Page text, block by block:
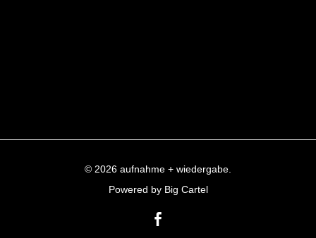
© 2026 aufnahme + wiedergabe.
Powered by Big Cartel